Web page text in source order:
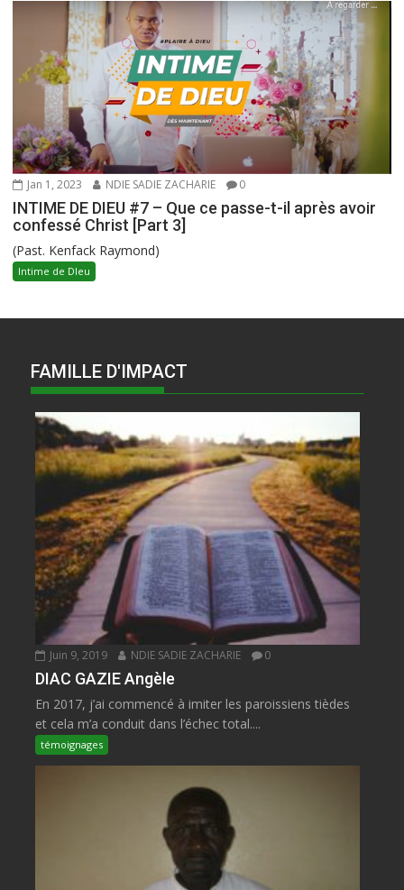
Jan 1, 2023 NDIE SADIE ZACHARIE 0
INTIME DE DIEU #7 – Que ce passe-t-il après avoir
confessé Christ [Part 3]
(Past. Kenfack Raymond)
Intime de DIeu
FAMILLE D'IMPACT
Juin 9, 2019 NDIE SADIE ZACHARIE 0
DIAC GAZIE Angèle
En 2017, j’ai commencé à imiter les paroissiens tièdes
et cela m’a conduit dans l’échec total....
témoignages